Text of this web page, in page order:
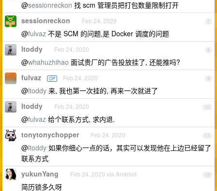
@sessionreckon 找 scm 管理员把打包数量限制打开
7
sessionreckon Feb 24, 2020
@fulvaz 不是 SCM 的问题,是 Docker 调度的问题
8
ltoddy Feb 24, 2020
@whahuzhihao 面试贵厂的广告投放挂了, 还能推吗?
9
fulvaz OP Feb 24, 2020
@ltoddy 来, 我也第一次挂的, 再来一次就进了
10
ltoddy Feb 24, 2020
@fulvaz 给个联系方式, 求内退.
11
tonytonychopper Feb 24, 2020
@ltoddy 如果你细心一点的话，其实可以发现他在上边已经留了
联系方式
12
yukunYang Feb 24, 2020 via Android
简历锁多久呀